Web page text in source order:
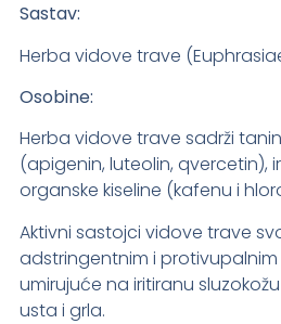
Sastav:
Herba vidove trave
Osobine:
Herba vidove trave sadrži
(apigenin, luteolin, qvercetin),
organske kiseline (kafenu i
Aktivni sastojci vidove trave
adstringentnim i
umirujuće na iritiranu
usta i grla.